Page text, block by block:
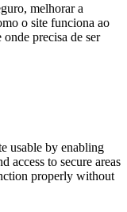
melhorar a
o site funciona ao
precisa de ser
usable by enabling
access to secure areas
properly without